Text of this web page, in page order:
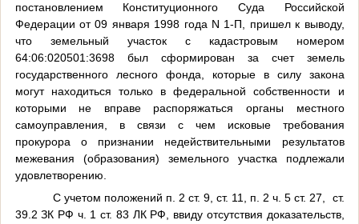
постановлением Конституционного Суда Российской
Федерации от 09 января 1998 года N 1-П, пришел к выводу,
что земельный участок с кадастровым номером
64:06:020501:3698 был сформирован за счет земель
государственного лесного фонда, которые в силу закона
могут находиться только в федеральной собственности и
которыми не вправе распоряжаться органы местного
самоуправления, в связи с чем исковые требования
прокурора о признании недействительными результатов
межевания (образования) земельного участка подлежали
удовлетворению.
С учетом положений п. 2 ст. 9, ст. 11, п. 2 ч. 5 ст. 27,
ст.
39.2 ЗК РФ ч. 1 ст. 83 ЛК РФ, ввиду отсутствия доказательств,